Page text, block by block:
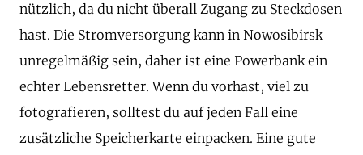
nützlich, da du nicht überall Zugang zu Steckdosen
hast. Die Stromversorgung kann in Nowosibirsk
unregelmäßig sein, daher ist eine Powerbank ein
echter Lebensretter. Wenn du vorhast, viel zu
fotografieren, solltest du auf jeden Fall eine
zusätzliche Speicherkarte einpacken. Eine gute